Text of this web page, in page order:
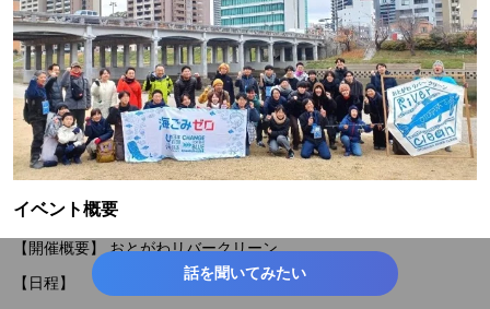
イベント概要
【開催概要】 おとがわリバークリーン
【日程】 2025年12月13日（土）9時～11時30分
話を聞いてみたい